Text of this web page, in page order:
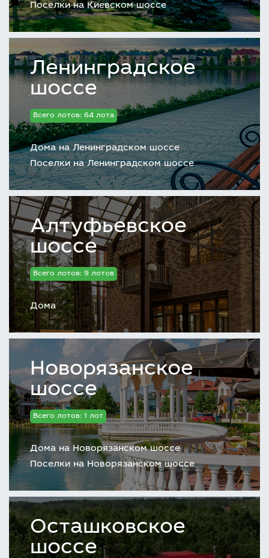
Поселки на Киевском шоссе
Ленинградское
шоссе
Всего лотов: 64 лота
Дома на Ленинградском шоссе
Поселки на Ленинградском шоссе
Алтуфьевское
шоссе
Всего лотов: 9 лотов
Дома
Новорязанское
шоссе
Всего лотов: 1 лот
Дома на Новорязанском шоссе
Поселки на Новорязанском шоссе
Осташковское
шоссе